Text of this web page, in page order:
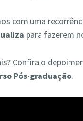
com uma
para fazerem
Confira o
Pós-graduação.